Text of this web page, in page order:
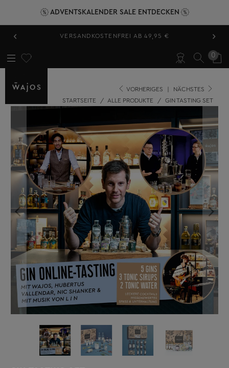
ADVENTSKALENDER SALE ENTDECKEN
‹ VERSANDKOSTENFREI AB 49,95 € ›
0
VORHERIGES
NÄCHSTES
STARTSEITE
/ ALLE PRODUKTE / GIN TASTING SET